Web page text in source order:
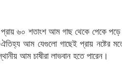
প্রায় ৬০ শতাংশ আম গাছ থেকে পেকে
আম যেগুলো গাছেই প্রায় নষ্টের
আম চাষীরা লাভবান হতে পারেন।